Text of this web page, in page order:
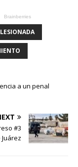
a un penal
#3